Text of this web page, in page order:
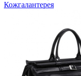
Кожгалантерея